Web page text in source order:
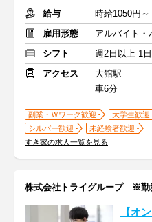
給与
雇用形態
アルバイト・
シフト
週2日以上 1
アクセス
大館駅
車6分
副業・Ｗワーク歓迎 大学生歓迎
シルバー歓迎
未経験者歓迎
すき家の求人一覧を見る
株式会社トライグループ ※勤
【オ